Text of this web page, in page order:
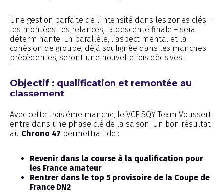
Une gestion parfaite de l’intensité dans les zones clés –
les montées, les relances, la descente finale – sera
déterminante. En parallèle, l’aspect mental et la
cohésion de groupe, déjà soulignée dans les manches
précédentes, seront une nouvelle fois décisives.
Objectif : qualification et remontée au
classement
Avec cette troisième manche, le VCE SQY Team Voussert
entre dans une phase clé de la saison. Un bon résultat
au Chrono 47 permettrait de :
Revenir dans la course à la qualification pour
les France amateur
Rentrer dans le top 5 provisoire de la Coupe de
France DN2